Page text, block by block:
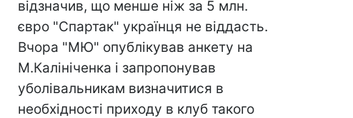
відзначив, що менше ніж за 5 млн.
євро "Спартак" українця не віддасть.
Вчора "МЮ" опублікував анкету на
М.Калініченка і запропонував
уболівальникам визначитися в
необхідності приходу в клуб такого